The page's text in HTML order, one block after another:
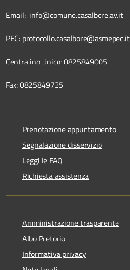
Email: info@comune.casalbore.av.it
PEC: protocollo.casalbore@asmepec.it
Centralino Unico: 0825849005
Fax: 0825849735
Prenotazione appuntamento
Segnalazione disservizio
Leggi le FAQ
Richiesta assistenza
Amministrazione trasparente
Albo Pretorio
Informativa privacy